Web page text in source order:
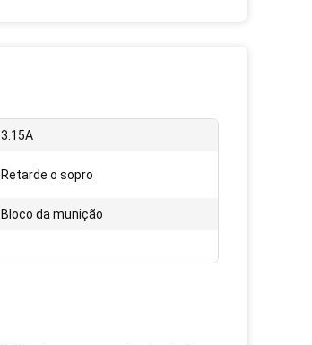
3.15A
Retarde o sopro
Bloco da munição